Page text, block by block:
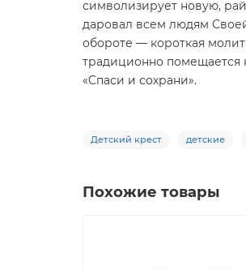
символизирует новую,
даровал всем людям
обороте — короткая
традиционно помещается
«Спаси и сохрани».
Детский крест детские
Похожие товары